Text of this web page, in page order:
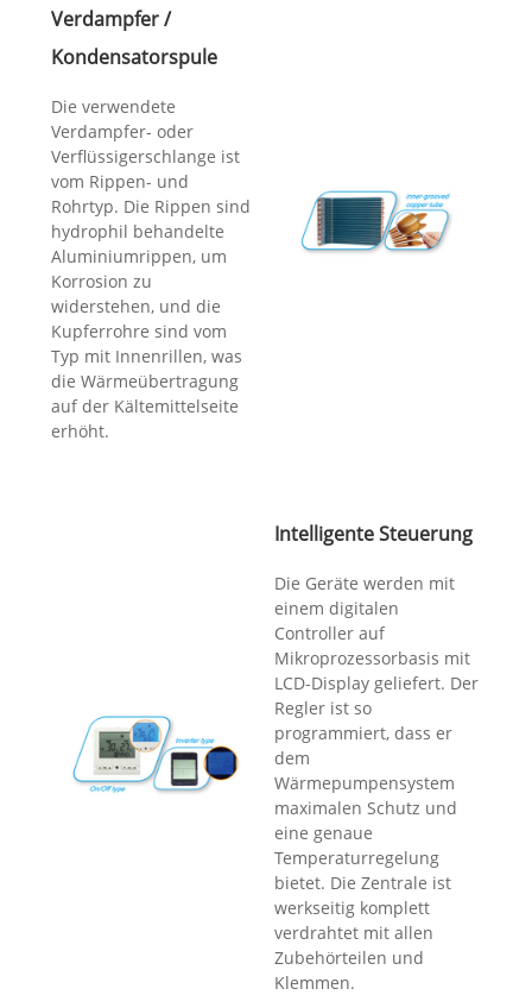
Verdampfer /
Kondensatorspule
Die verwendete
Verdampfer- oder
Verflüssigerschlange ist
vom Rippen- und
Rohrtyp. Die Rippen sind
hydrophil behandelte
Aluminiumrippen, um
Korrosion zu
widerstehen, und die
Kupferrohre sind vom
Typ mit Innenrillen, was
die Wärmeübertragung
auf der Kältemittelseite
erhöht.
Intelligente Steuerung
Die Geräte werden mit
einem digitalen
Controller auf
Mikroprozessorbasis mit
LCD-Display geliefert. Der
Regler ist so
programmiert, dass er
dem
Wärmepumpensystem
maximalen Schutz und
eine genaue
Temperaturregelung
bietet. Die Zentrale ist
werkseitig komplett
verdrahtet mit allen
Zubehörteilen und
Klemmen.